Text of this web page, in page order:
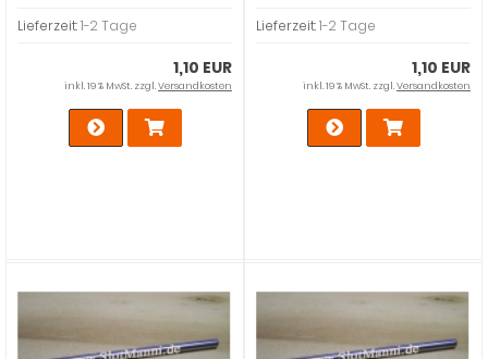
Lieferzeit:1-2 Tage
1,10 EUR
inkl. 19 % MwSt. zzgl.Versandkosten
Lieferzeit:1-2 Tage
1,10 EUR
inkl. 19 % MwSt. zzgl.Versandkosten